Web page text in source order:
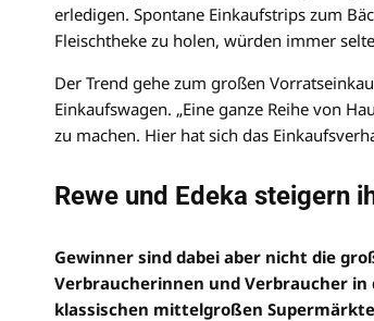
erledigen. Spontane Einkaufstrips zum
Fleischtheke zu holen, würden immer
Der Trend gehe zum großen
Einkaufswagen. „Eine ganze Reihe von
zu machen. Hier hat sich das
Rewe und Edeka steigern
Gewinner sind dabei aber nicht die
Verbraucherinnen und Verbraucher
klassischen mittelgroßen